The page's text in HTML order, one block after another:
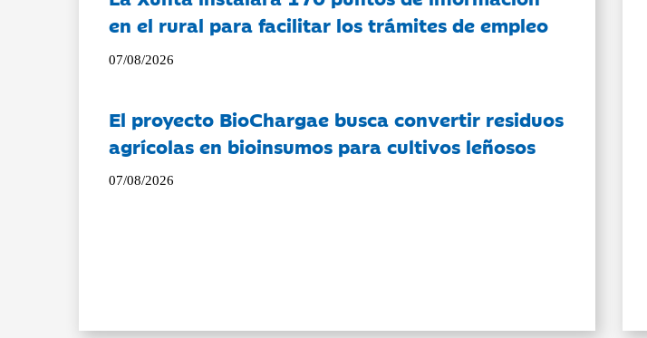
en el rural para facilitar los trámites de empleo
07/08/2026
El proyecto BioChargae busca convertir residuos
agrícolas en bioinsumos para cultivos leñosos
07/08/2026